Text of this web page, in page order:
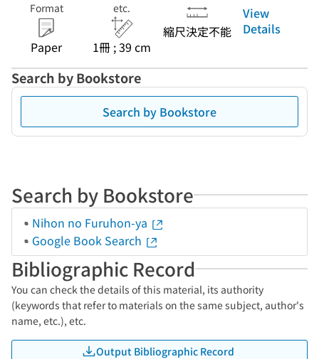
Format
Paper
etc.
1冊 ; 39 cm
縮尺決定不能
View
Details
Search by Bookstore
Search by Bookstore
Search by Bookstore
Nihon no Furuhon-ya
Google Book Search
Bibliographic Record
You can check the details of this material, its authority
(keywords that refer to materials on the same subject, author's
name, etc.), etc.
Output Bibliographic Record